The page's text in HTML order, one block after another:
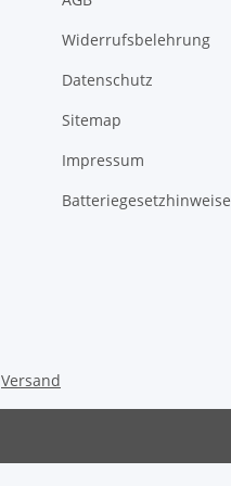
Widerrufsbelehrung
Datenschutz
Sitemap
Impressum
Batteriegesetzhinweise
Versand